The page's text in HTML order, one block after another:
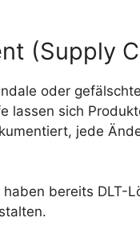
(Supply
oder
lassen sich
jede
bereits DLT-